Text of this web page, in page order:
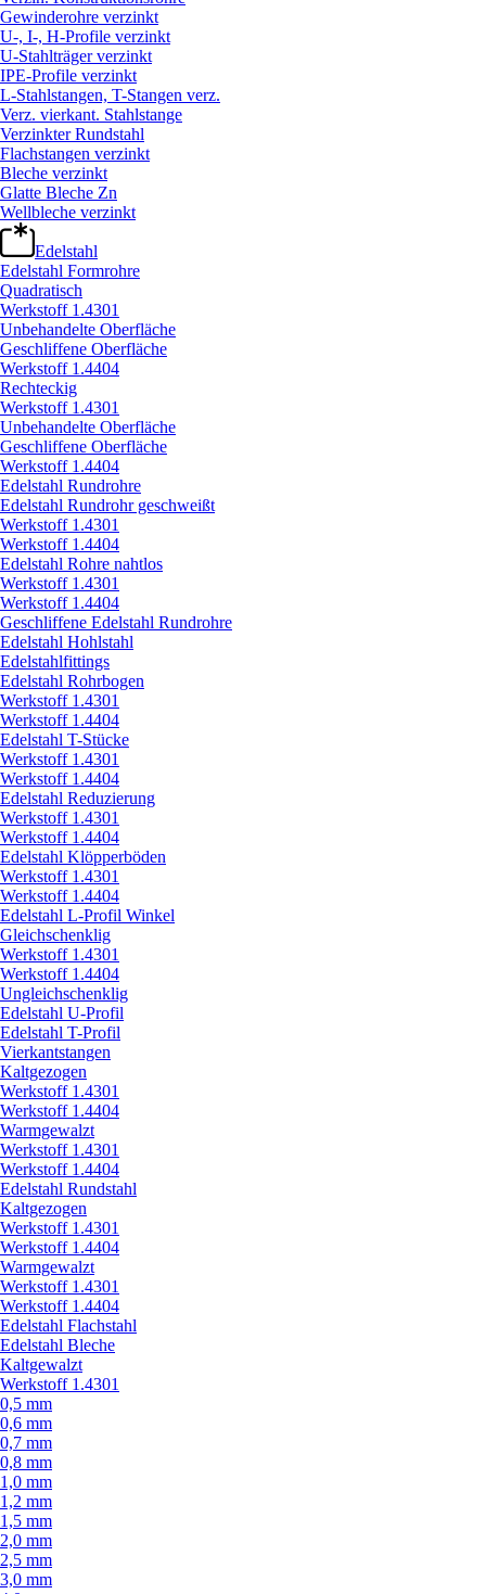
Gewinderohre verzinkt
U-, I-, H-Profile verzinkt
U-Stahlträger verzinkt
IPE-Profile verzinkt
L-Stahlstangen, T-Stangen verz.
Verz. vierkant. Stahlstange
Verzinkter Rundstahl
Flachstangen verzinkt
Bleche verzinkt
Glatte Bleche Zn
Wellbleche verzinkt
Edelstahl
Edelstahl Formrohre
Quadratisch
Werkstoff 1.4301
Unbehandelte Oberfläche
Geschliffene Oberfläche
Werkstoff 1.4404
Rechteckig
Werkstoff 1.4301
Unbehandelte Oberfläche
Geschliffene Oberfläche
Werkstoff 1.4404
Edelstahl Rundrohre
Edelstahl Rundrohr geschweißt
Werkstoff 1.4301
Werkstoff 1.4404
Edelstahl Rohre nahtlos
Werkstoff 1.4301
Werkstoff 1.4404
Geschliffene Edelstahl Rundrohre
Edelstahl Hohlstahl
Edelstahlfittings
Edelstahl Rohrbogen
Werkstoff 1.4301
Werkstoff 1.4404
Edelstahl T-Stücke
Werkstoff 1.4301
Werkstoff 1.4404
Edelstahl Reduzierung
Werkstoff 1.4301
Werkstoff 1.4404
Edelstahl Klöpperböden
Werkstoff 1.4301
Werkstoff 1.4404
Edelstahl L-Profil Winkel
Gleichschenklig
Werkstoff 1.4301
Werkstoff 1.4404
Ungleichschenklig
Edelstahl U-Profil
Edelstahl T-Profil
Vierkantstangen
Kaltgezogen
Werkstoff 1.4301
Werkstoff 1.4404
Warmgewalzt
Werkstoff 1.4301
Werkstoff 1.4404
Edelstahl Rundstahl
Kaltgezogen
Werkstoff 1.4301
Werkstoff 1.4404
Warmgewalzt
Werkstoff 1.4301
Werkstoff 1.4404
Edelstahl Flachstahl
Edelstahl Bleche
Kaltgewalzt
Werkstoff 1.4301
0,5 mm
0,6 mm
0,7 mm
0,8 mm
1,0 mm
1,2 mm
1,5 mm
2,0 mm
2,5 mm
3,0 mm